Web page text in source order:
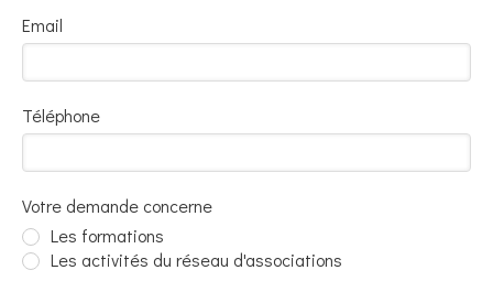
Email
Téléphone
Votre demande concerne
Les formations
Les activités du réseau d'associations